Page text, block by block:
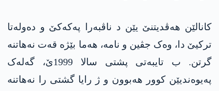
کانالێن ھەڤدیتنێ یێن د ناڤبەرا په‌كه‌كێ و دەولەتا
ترکیێ دا، وەک جڤین و نامە، ھەما بێژە قەت نەھاتنە
گرتن. ب تایبەتی پشتی سالا 1999ێ، گەلەک
په‌یوه‌ندیێن کوور ھەبوون و ژ رایا گشتی را نەھاتنە